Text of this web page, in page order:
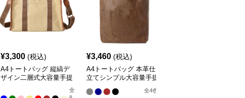
¥3,300 (税込)
A4トートバッグ 縦縞デ
ザイン二層式大容量手提
全
¥3,460 (税込)
A4トートバッグ 本革仕
立てシンプル大容量手提
全4色